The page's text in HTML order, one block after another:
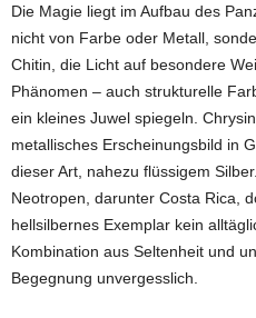
Die Magie liegt im Aufbau des
nicht von Farbe oder Metall,
Chitin, die Licht auf besondere
Phänomen – auch strukturelle
ein kleines Juwel spiegeln.
metallisches Erscheinungsbild in
dieser Art, nahezu flüssigem
Neotropen, darunter Costa Rica,
hellsilbernes Exemplar kein
Kombination aus Seltenheit und
Begegnung unvergesslich.